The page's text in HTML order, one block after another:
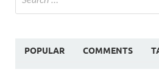
POPULAR COMMENTS